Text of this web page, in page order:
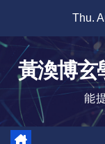
content
Thu.
黃渙博玄
能